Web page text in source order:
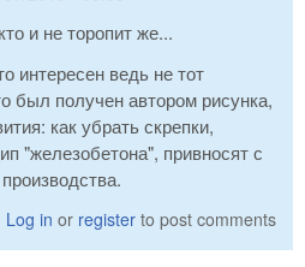
и не торопит же...
интересен ведь не тот
был получен автором рисунка,
как убрать скрепки,
"железобетона", привносят с
Log in or register to post comments